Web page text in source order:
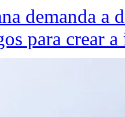
demanda a
para crear